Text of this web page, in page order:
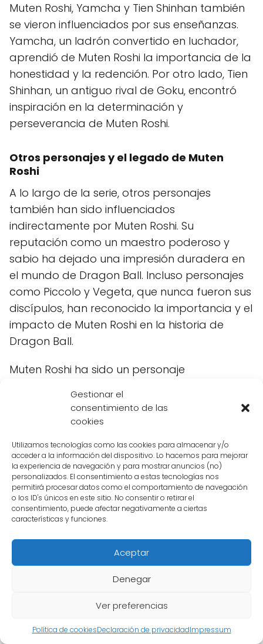
Gestionar el
consentimiento de las
cookies
Utilizamos tecnologías como las cookies para almacenar y/o
acceder a la información del dispositivo. Lo hacemos para mejorar
la experiencia de navegación y para mostrar anuncios (no)
personalizados. El consentimiento a estas tecnologías nos
permitirá procesar datos como el comportamiento de navegación
o los ID's únicos en este sitio. No consentir o retirar el
consentimiento, puede afectar negativamente a ciertas
características y funciones.
Aceptar
Denegar
Ver preferencias
Política de cookiesDeclaración de privacidadImpressum
Muten Roshi, Yamcha y Tien Shinhan también
se vieron influenciados por sus enseñanzas.
Yamcha, un ladrón convertido en luchador,
aprendió de Muten Roshi la importancia de la
honestidad y la redención. Por otro lado, Tien
Shinhan, un antiguo rival de Goku, encontró
inspiración en la determinación y
perseverancia de Muten Roshi.
Otros personajes y el legado de Muten
Roshi
A lo largo de la serie, otros personajes
también han sido influenciados
indirectamente por Muten Roshi. Su
reputación como un maestro poderoso y
sabio ha dejado una impresión duradera en
el mundo de Dragon Ball. Incluso personajes
como Piccolo y Vegeta, que nunca fueron sus
discípulos, han reconocido la importancia y el
impacto de Muten Roshi en la historia de
Dragon Ball.
Muten Roshi ha sido un personaje
maestro de Goku, sino también como una
fuente de inspiración y guía para otros
técnicas de combate han dejado una huella
indeleble en la serie y en el corazón de los
fanáticos.
Cuáles son los valores y
enseñanzas que Muten
Roshi transmite
, es un personaje icónico en la
serie de anime y manga Dragon Ball. A lo